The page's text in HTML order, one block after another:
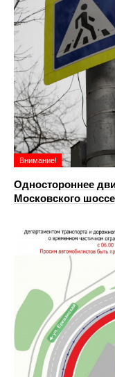
Внимание!
Одностороннее
Московского шоссе